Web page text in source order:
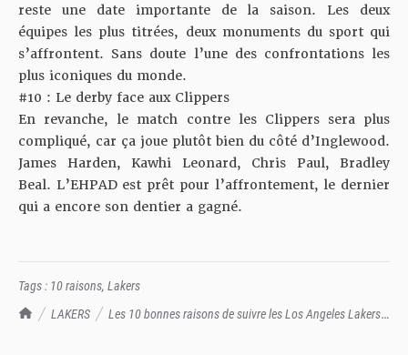
TrashTalk Actu NBA
LAKERS
Les 10 bonnes raisons de suivre les Los Angeles Lakers
reste une date importante de la saison. Les deux
équipes les plus titrées, deux monuments du sport qui
s’affrontent. Sans doute l’une des confrontations les
plus iconiques du monde.
#10 : Le derby face aux Clippers
En revanche, le match contre les Clippers sera plus
compliqué, car ça joue plutôt bien du côté d’Inglewood.
James Harden, Kawhi Leonard, Chris Paul, Bradley
Beal. L’EHPAD est prêt pour l’affrontement, le dernier
qui a encore son dentier a gagné.
Tags : 10 raisons, Lakers